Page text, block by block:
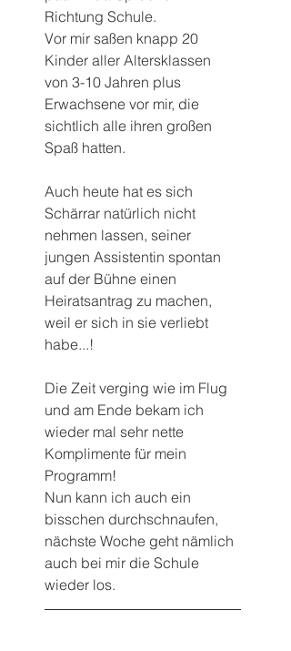
Richtung Schule.
Vor mir saßen knapp 20
Kinder aller Altersklassen
von 3-10 Jahren plus
Erwachsene vor mir, die
sichtlich alle ihren großen
Spaß hatten.
Auch heute hat es sich
Schärrar natürlich nicht
nehmen lassen, seiner
jungen Assistentin spontan
auf der Bühne einen
Heiratsantrag zu machen,
weil er sich in sie verliebt
habe...!
Die Zeit verging wie im Flug
und am Ende bekam ich
wieder mal sehr nette
Komplimente für mein
Programm!
Nun kann ich auch ein
bisschen durchschnaufen,
nächste Woche geht nämlich
auch bei mir die Schule
wieder los.